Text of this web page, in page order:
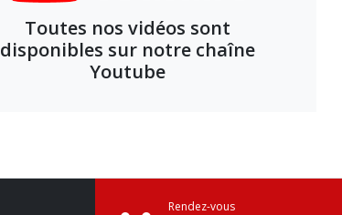
Toutes nos vidéos sont
disponibles sur notre chaîne
Youtube
Rendez-vous